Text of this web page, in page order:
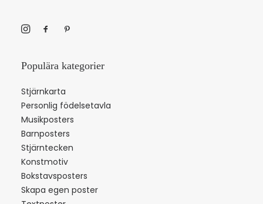
Populära kategorier
Stjärnkarta
Personlig födelsetavla
Musikposters
Barnposters
Stjärntecken
Konstmotiv
Bokstavsposters
Skapa egen poster